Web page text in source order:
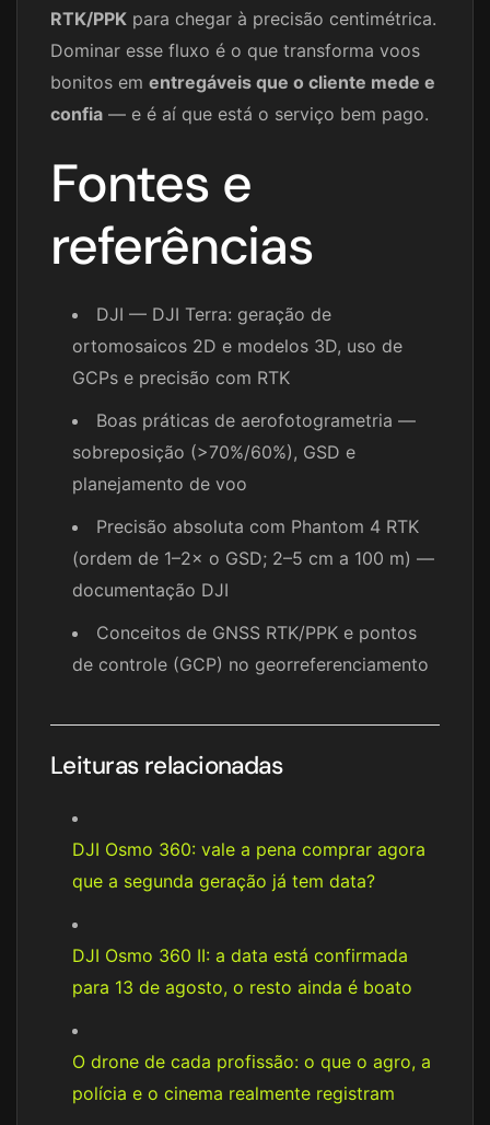
RTK/PPK para chegar à precisão centimétrica.
Dominar esse fluxo é o que transforma voos
bonitos em entregáveis que o cliente mede e
confia — e é aí que está o serviço bem pago.
Fontes e
referências
DJI — DJI Terra: geração de
ortomosaicos 2D e modelos 3D, uso de
GCPs e precisão com RTK
Boas práticas de aerofotogrametria —
sobreposição (>70%/60%), GSD e
planejamento de voo
Precisão absoluta com Phantom 4 RTK
(ordem de 1–2× o GSD; 2–5 cm a 100 m) —
documentação DJI
Conceitos de GNSS RTK/PPK e pontos
de controle (GCP) no georreferenciamento
Leituras relacionadas
DJI Osmo 360: vale a pena comprar agora
que a segunda geração já tem data?
DJI Osmo 360 II: a data está confirmada
para 13 de agosto, o resto ainda é boato
O drone de cada profissão: o que o agro, a
polícia e o cinema realmente registram